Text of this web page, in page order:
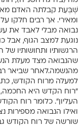
שֶׁבְּעֵת קבלתה האדם מאבד
ומאירי. אך רבים חלקו
נוגעת למצב הגוף, אבל
הרגשותיו ותחושותיו
שהנבואה מצד מעלת
מהנשמה.לאחר שביאר
למעלה מרוח הקודש,
“רוח הקדש היא
העליון”. כלומר רוח
ואילו הנבואה מספירות
שורשה של רוח הקודש